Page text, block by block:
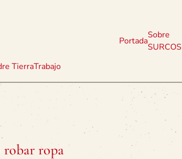
TierraTrabajo
Portada
Sobre
SURCOS
robar ropa